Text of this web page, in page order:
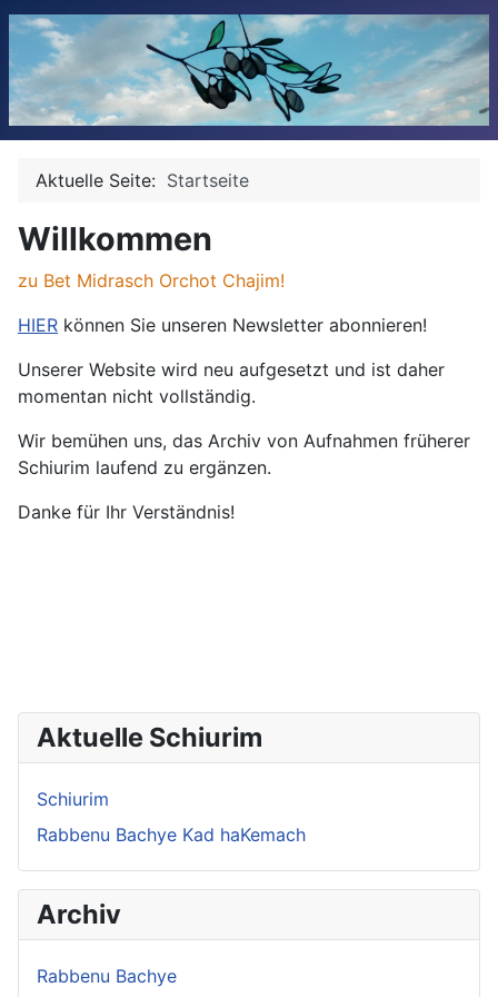
Aktuelle Seite: Startseite
Willkommen
zu Bet Midrasch Orchot Chajim!
HIER können Sie unseren Newsletter abonnieren!
Unserer Website wird neu aufgesetzt und ist daher
momentan nicht vollständig.
Wir bemühen uns, das Archiv von Aufnahmen früherer
Schiurim laufend zu ergänzen.
Danke für Ihr Verständnis!
Aktuelle Schiurim
Schiurim
Rabbenu Bachye Kad haKemach
Archiv
Rabbenu Bachye